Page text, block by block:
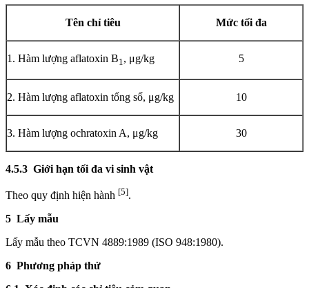
Tên chỉ tiêu Mức tối đa
1. Hàm lượng aflatoxin B1, μg/kg 5
2. Hàm lượng aflatoxin tổng số, μg/kg 10
3. Hàm lượng ochratoxin A, μg/kg 30
4.5.3 Giới hạn tối đa vi sinh vật
Theo quy định hiện hành [5].
5 Lấy mẫu
Lấy mẫu theo TCVN 4889:1989 (ISO 948:1980).
6 Phương pháp thử